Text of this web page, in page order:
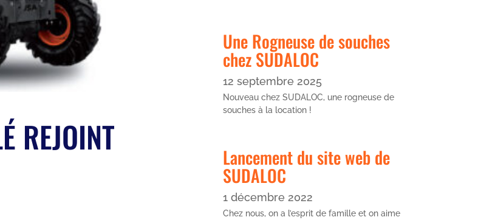
REJOINT
Une Rogneuse de souches
chez SUDALOC
12 septembre 2025
Nouveau chez SUDALOC, une rogneuse de
souches à la location !
Lancement du site web de
SUDALOC
1 décembre 2022
Chez nous, on a l’esprit de famille et on aime